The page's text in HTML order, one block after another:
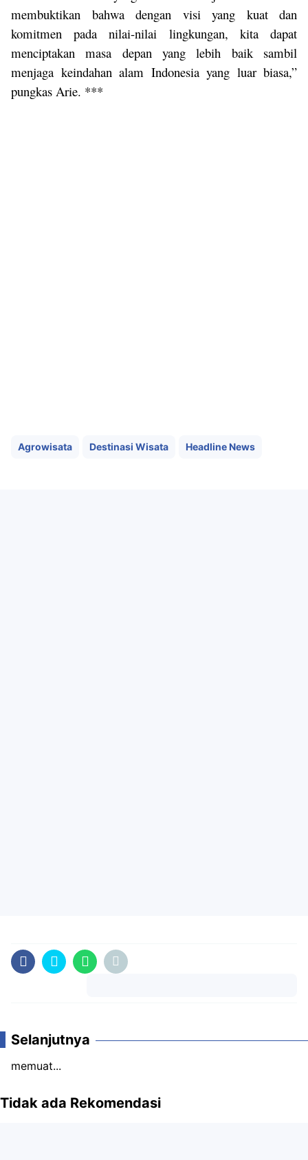
membuktikan bahwa dengan visi yang kuat dan
komitmen pada nilai-nilai lingkungan, kita dapat
menciptakan masa depan yang lebih baik sambil
menjaga keindahan alam Indonesia yang luar biasa,”
pungkas Arie. ***
Agrowisata Destinasi Wisata Headline News
Selanjutnya
memuat...
Tidak ada Rekomendasi